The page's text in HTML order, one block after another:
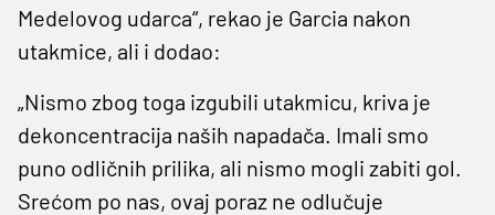
Medelovog udarca“, rekao je Garcia nakon
utakmice, ali i dodao:
„Nismo zbog toga izgubili utakmicu, kriva je
dekoncentracija naših napadača. Imali smo
puno odličnih prilika, ali nismo mogli zabiti gol.
Srećom po nas, ovaj poraz ne odlučuje